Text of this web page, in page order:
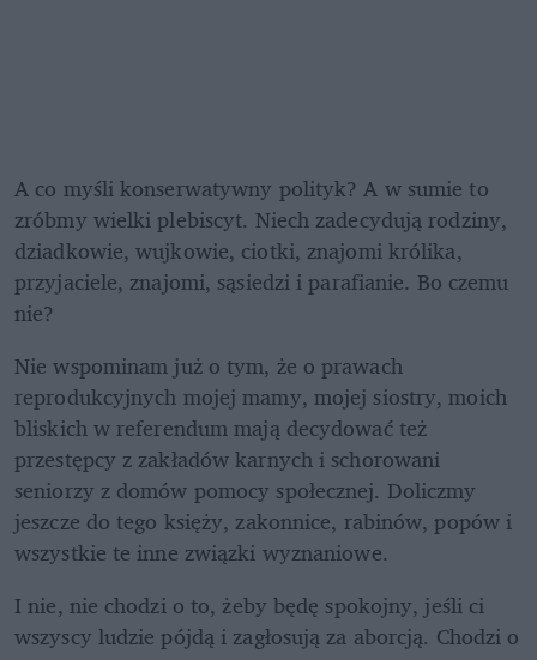
A co myśli konserwatywny polityk? A w sumie to
zróbmy wielki plebiscyt. Niech zadecydują rodziny,
dziadkowie, wujkowie, ciotki, znajomi królika,
przyjaciele, znajomi, sąsiedzi i parafianie. Bo czemu
nie?
Nie wspominam już o tym, że o prawach
reprodukcyjnych mojej mamy, mojej siostry, moich
bliskich w referendum mają decydować też
przestępcy z zakładów karnych i schorowani
seniorzy z domów pomocy społecznej. Doliczmy
jeszcze do tego księży, zakonnice, rabinów, popów i
wszystkie te inne związki wyznaniowe.
I nie, nie chodzi o to, żeby będę spokojny, jeśli ci
wszyscy ludzie pójdą i zagłosują za aborcją. Chodzi o